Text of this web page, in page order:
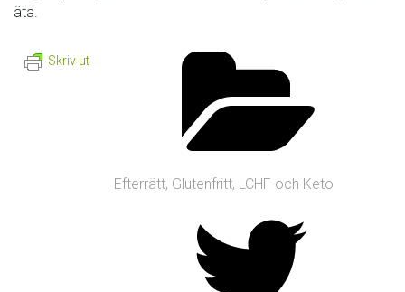
äta.
Skriv ut
Efterrätt, Glutenfritt, LCHF och Keto